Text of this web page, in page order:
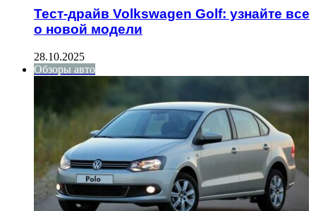
Тест-драйв Volkswagen Golf: узнайте все
о новой модели
28.10.2025
Обзоры авто